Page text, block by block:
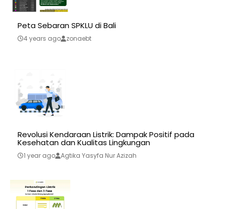
Peta Sebaran SPKLU di Bali
4 years ago zonaebt
Revolusi Kendaraan Listrik: Dampak Positif pada
Kesehatan dan Kualitas Lingkungan
1 year ago Agtika Yasyfa Nur Azizah